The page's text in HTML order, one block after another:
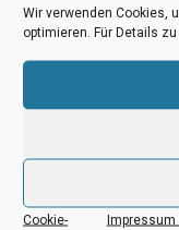
Wir verwenden Cookies,
optimieren. Für Details
Cookie-
Impressum